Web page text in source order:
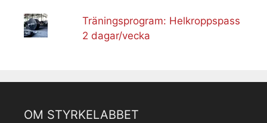
Träningsprogram: Helkroppspass
2 dagar/vecka
OM STYRKELABBET